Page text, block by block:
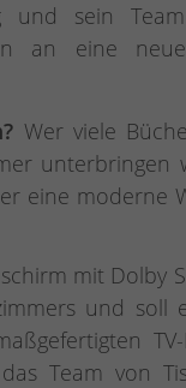
und sein
an eine neue
Wer viele
unterbringen
eine moderne
mit Dolby
und soll
Team von